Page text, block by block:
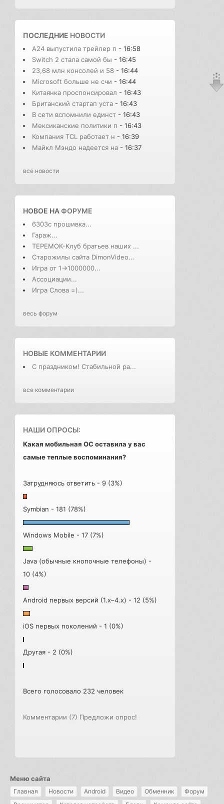
ПОСЛЕДНИЕ НОВОСТИ
A24 выпустила трейлер п - 16:58
Switch 2 стала самой бы - 16:45
23,68 млн консолей и 58 - 16:44
Microsoft больше не счи - 16:44
Китаянка проспонсировал - 16:43
Британский стартап уста - 16:43
В сети вспомнили единст - 16:43
Мексиканские политики п - 16:43
Компания TCL работает н - 16:39
Майкл Мэндо надеется на - 16:37
все новости
НОВОЕ НАФОРУМЕ
6303с прошивка...
Гараж...
ТЕРЕМОК-Клуб братьев наших ...
Старожилы сайта DimonVideo...
Игра от 1->1000000...
Ассоциации...
Игра Слова =)...
весь форум
НОВЫЕ КОММЕНТАРИИ
С праздником! Стабильной ра...
все комментарии
НАШИ ОПРОСЫ:
Какая мобильная ОС оставила у вас
самые теплые воспоминания?
Затрудняюсь ответить - 9 (3%)
Symbian - 181 (78%)
Windows Mobile - 17 (7%)
Java (обычные кнопочные телефоны) -
10 (4%)
Android первых версий (1.x–4.x) - 12 (5%)
iOS первых поколений - 1 (0%)
Другая - 2 (0%)
Всего голосовало 232 человек
Комментарии (7) Предложи опрос!
Меню сайта
Главная Новости Android Видео Обменник
Форум